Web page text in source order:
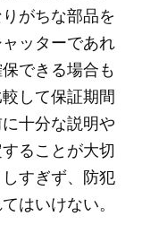
がちな部品を
ッターであれ
できる場合も
して保証期間
十分な説明や
ることが大切
すぎず、防犯
はいけない。